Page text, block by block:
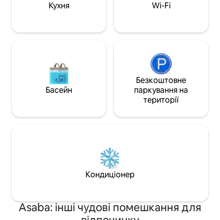
пропонує
незабутнього
Кухня Wi-Fi
Басейн
Безкоштовне
паркування на
території
Кондиціонер
Asaba: інші чудові помешкання для